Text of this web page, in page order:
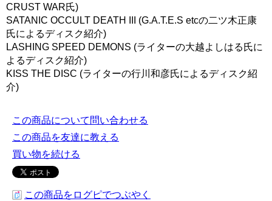
CRUST WAR氏)
SATANIC OCCULT DEATH III (G.A.T.E.S etcの二ツ木正康
氏によるディスク紹介)
LASHING SPEED DEMONS (ライターの大越よしはる氏に
よるディスク紹介)
KISS THE DISC (ライターの行川和彦氏によるディスク紹
介)
この商品について問い合わせる
この商品を友達に教える
買い物を続ける
この商品をログピでつぶやく